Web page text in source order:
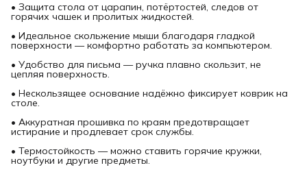
• Защита стола от царапин, потёртостей, следов от
горячих чашек и пролитых жидкостей.
• Идеальное скольжение мыши благодаря гладкой
поверхности — комфортно работать за компьютером.
• Удобство для письма — ручка плавно скользит, не
цепляя поверхность.
• Нескользящее основание надёжно фиксирует коврик на
столе.
• Аккуратная прошивка по краям предотвращает
истирание и продлевает срок службы.
• Термостойкость — можно ставить горячие кружки,
ноутбуки и другие предметы.